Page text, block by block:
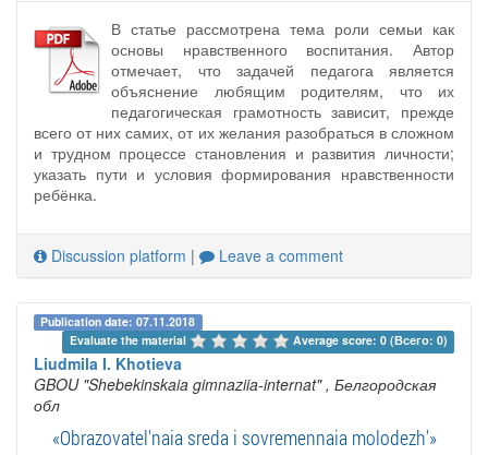
В статье рассмотрена тема роли семьи как
основы нравственного воспитания. Автор
отмечает, что задачей педагога является
объяснение любящим родителям, что их
педагогическая грамотность зависит, прежде
всего от них самих, от их желания разобраться в сложном
и трудном процессе становления и развития личности;
указать пути и условия формирования нравственности
ребёнка.
Discussion platform | Leave a comment
Publication date: 07.11.2018
Evaluate the material
Average score: 0 (Всего: 0)
Liudmila I. Khotieva
GBOU "Shebekinskaia gimnaziia-internat" , Белгородская
обл
«Obrazovatel'naia sreda i sovremennaia molodezh'»